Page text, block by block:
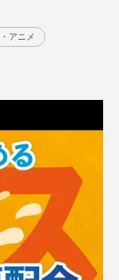
アニメ
型認知広告）
CG・アニメ